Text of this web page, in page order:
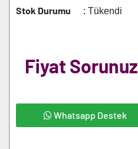
Stok Durumu : Tükendi
Fiyat Sorunuz
Whatsapp Destek